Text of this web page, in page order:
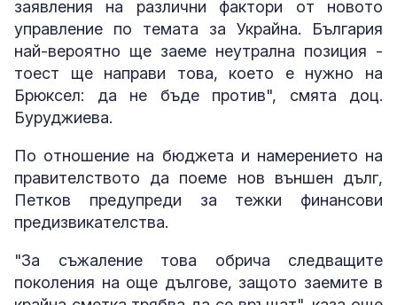
заявления на различни фактори от новото
управление по темата за Украйна. България
най-вероятно ще заеме неутрална позиция -
тоест ще направи това, което е нужно на
Брюксел: да не бъде против", смята доц.
Буруджиева.
По отношение на бюджета и намерението на
правителството да поеме нов външен дълг,
Петков предупреди за тежки финансови
предизвикателства.
"За съжаление това обрича следващите
поколения на още дългове, защото заемите в